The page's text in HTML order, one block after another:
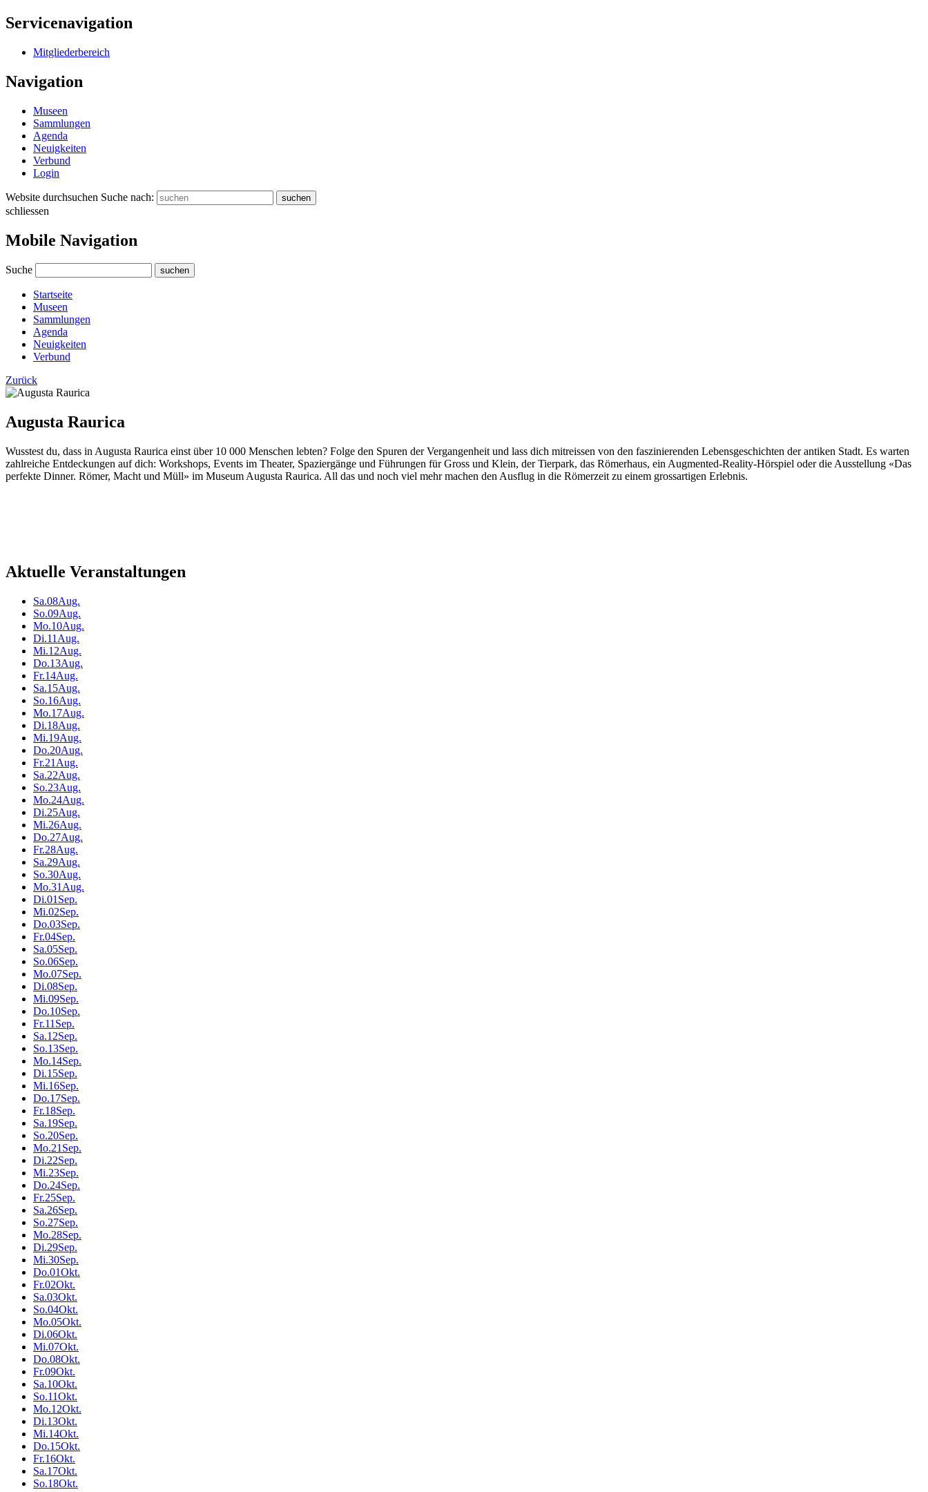
Servicenavigation
Mitgliederbereich
Navigation
Museen
Sammlungen
Agenda
Neuigkeiten
Verbund
Login
Website durchsuchen Suche nach: suchen
schliessen
Mobile Navigation
Suche suchen
Startseite
Museen
Sammlungen
Agenda
Neuigkeiten
Verbund
Zurück
Augusta Raurica
Wusstest du, dass in Augusta Raurica einst über 10 000 Menschen lebten? Folge den Spuren der Vergangenheit und lass dich mitreissen von den faszinierenden Lebensgeschichten der antiken Stadt. Es warten
zahlreiche Entdeckungen auf dich: Workshops, Events im Theater, Spaziergänge und Führungen für Gross und Klein, der Tierpark, das Römerhaus, ein Augmented-Reality-Hörspiel oder die Ausstellung «Das
perfekte Dinner. Römer, Macht und Müll» im Museum Augusta Raurica. All das und noch viel mehr machen den Ausflug in die Römerzeit zu einem grossartigen Erlebnis.
Aktuelle Veranstaltungen
Sa.08Aug.
So.09Aug.
Mo.10Aug.
Di.11 Aug.
Mi.12Aug.
Do.13Aug.
Fr.14Aug.
Sa.15Aug.
So.16Aug.
Mo.17Aug.
Di.18Aug.
Mi.19Aug.
Do.20Aug.
Fr.21 Aug.
Sa.22Aug.
So.23Aug.
Mo.24Aug.
Di.25Aug.
Mi.26Aug.
Do.27Aug.
Fr.28Aug.
Sa.29Aug.
So.30Aug.
Mo.31 Aug.
Di.01 Sep.
Mi.02Sep.
Do.03Sep.
Fr.04Sep.
Sa.05Sep.
So.06Sep.
Mo.07Sep.
Di.08Sep.
Mi.09Sep.
Do.10Sep.
Fr.11 Sep.
Sa.12Sep.
So.13Sep.
Mo.14Sep.
Di.15Sep.
Mi.16Sep.
Do.17Sep.
Fr.18Sep.
Sa.19Sep.
So.20Sep.
Mo.21 Sep.
Di.22Sep.
Mi.23Sep.
Do.24Sep.
Fr.25Sep.
Sa.26Sep.
So.27Sep.
Mo.28Sep.
Di.29Sep.
Mi.30Sep.
Do.01Okt.
Fr.02Okt.
Sa.03Okt.
So.04Okt.
Mo.05Okt.
Di.06Okt.
Mi.07Okt.
Do.08Okt.
Fr.09Okt.
Sa.10Okt.
So.11Okt.
Mo.12Okt.
Di.13Okt.
Mi.14Okt.
Do.15Okt.
Fr.16Okt.
Sa.17Okt.
So.18Okt.